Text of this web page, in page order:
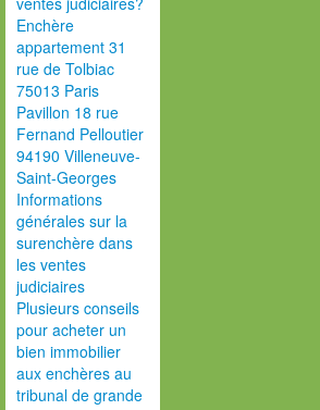
Enchère
appartement 31
rue de Tolbiac
75013 Paris
Pavillon 18 rue
Fernand Pelloutier
94190 Villeneuve-
Saint-Georges
Informations
générales sur la
surenchère dans
les ventes
judiciaires
Plusieurs conseils
pour acheter un
bien immobilier
aux enchères au
tribunal de grande